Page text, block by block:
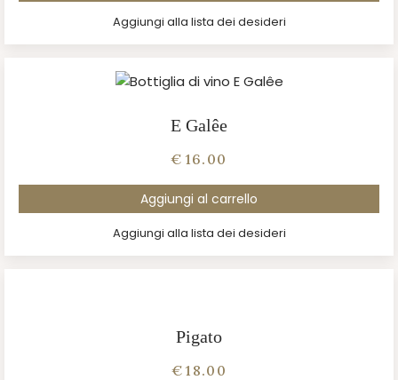
Aggiungi alla lista dei desideri
E Galêe
€ 16.00
Aggiungi al carrello
Aggiungi alla lista dei desideri
Pigato
€ 18.00